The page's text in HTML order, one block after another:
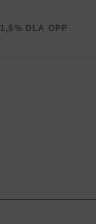
1,5% DLA OPP